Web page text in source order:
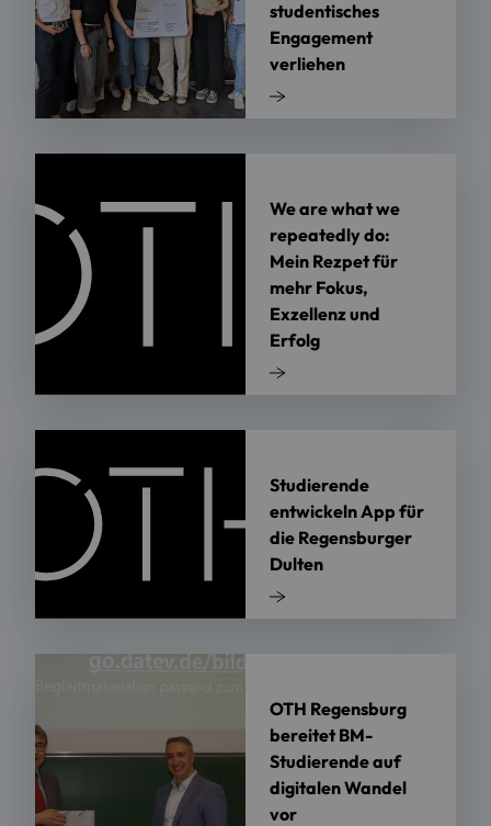
studentisches
Engagement
verliehen
We are what we
repeatedly do:
Mein Rezpet für
mehr Fokus,
Exzellenz und
Erfolg
Studierende
entwickeln App für
die Regensburger
Dulten
OTH Regensburg
bereitet BM-
Studierende auf
digitalen Wandel
vor